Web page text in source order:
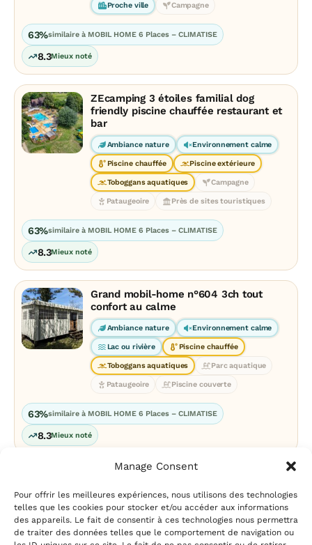
Manage Consent
Pour offrir les meilleures expériences, nous utilisons des technologies
telles que les cookies pour stocker et/ou accéder aux informations
des appareils. Le fait de consentir à ces technologies nous permettra
de traiter des données telles que le comportement de navigation ou
Proche ville Campagne
63%similaire à MOBIL HOME 6 Places – CLIMATISE
8.3Mieux noté
ZEcamping 3 étoiles familial dog
friendly piscine chauffée restaurant et
bar
Ambiance nature Environnement calme
Piscine chauffée Piscine extérieure
Toboggans aquatiques Campagne
Pataugeoire Près de sites touristiques
63%similaire à MOBIL HOME 6 Places – CLIMATISE
8.3Mieux noté
Grand mobil-home n°604 3ch tout
confort au calme
Ambiance nature Environnement calme
Lac ou rivière Piscine chauffée
Toboggans aquatiques Parc aquatique
Pataugeoire Piscine couverte
63%similaire à MOBIL HOME 6 Places – CLIMATISE
8.3Mieux noté